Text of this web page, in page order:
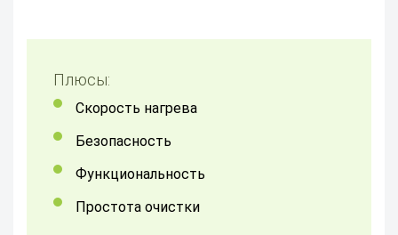
Плюсы:
скорость нагрева
Безопасность
Функциональность
Простота очистки